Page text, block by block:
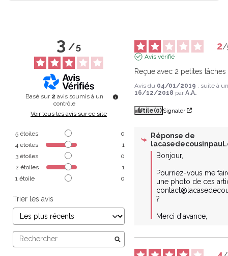
3/5
Basé sur 2 avis soumis à un
contrôle
Voir tous les avis sur ce site
5 étoiles
0
4 étoiles
1
3 étoiles
0
2 étoiles
1
1 étoile 0
Trier les avis
2/
Avis vérifié
Reçue avec 2 petites
Avis du 04/01/2019 , suite à
16/12/2018 parA.A.
Utile(0) Signaler
Réponse de
Bonjour,
Pourriez-vous me
une photo de ces
?
Merci d'avance,